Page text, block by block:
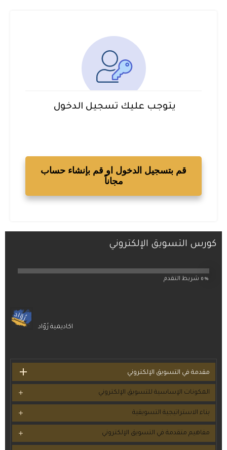
يتوجب عليك تسجيل الدخول
قم بتسجيل الدخول او قم بإنشاء حساب
مجاناً
كورس التسويق الإلكتروني
0% شريط التقدم
اكاديمية رُوّاد
مقدمة في التسويق الإلكتروني
المكونات الإساسية للتسويق الإلكتروني
بناء الاستراتيجية التسويقية
مفاهيم متقدمة في التسويق الإلكتروني